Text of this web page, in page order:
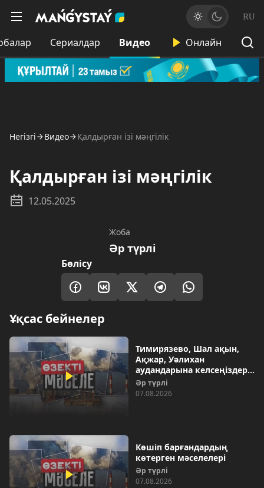
RU
Сериалдар Видео Онлайн
Негізгі Видео Қалдырған ізі мәңгілік
Қалдырған ізі мәңгілік
12.05.2025
Жоба
Әр түрлі
Бөлісу
Ұқсас бейнелер
Тимирязево, Шал ақын,
Ақжар, Уәлихан
аудандарына келсеңіздер…
Әр түрлі
07.08.2026
Көшіп барғандардың
көтерген мәселелері
Әр түрлі
07.08.2026